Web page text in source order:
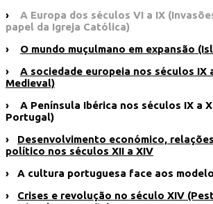
› A Europa dos séculos VI a IX
papel da Igreja Católica)
› O mundo muçulmano em expansão
› A sociedade europeia nos séculos IX
Medieval)
› A Península Ibérica nos séculos IX a
Portugal)
› Desenvolvimento económico,
político nos séculos XII a XIV
› A cultura portuguesa face aos
› Crises e revolução no século XIV